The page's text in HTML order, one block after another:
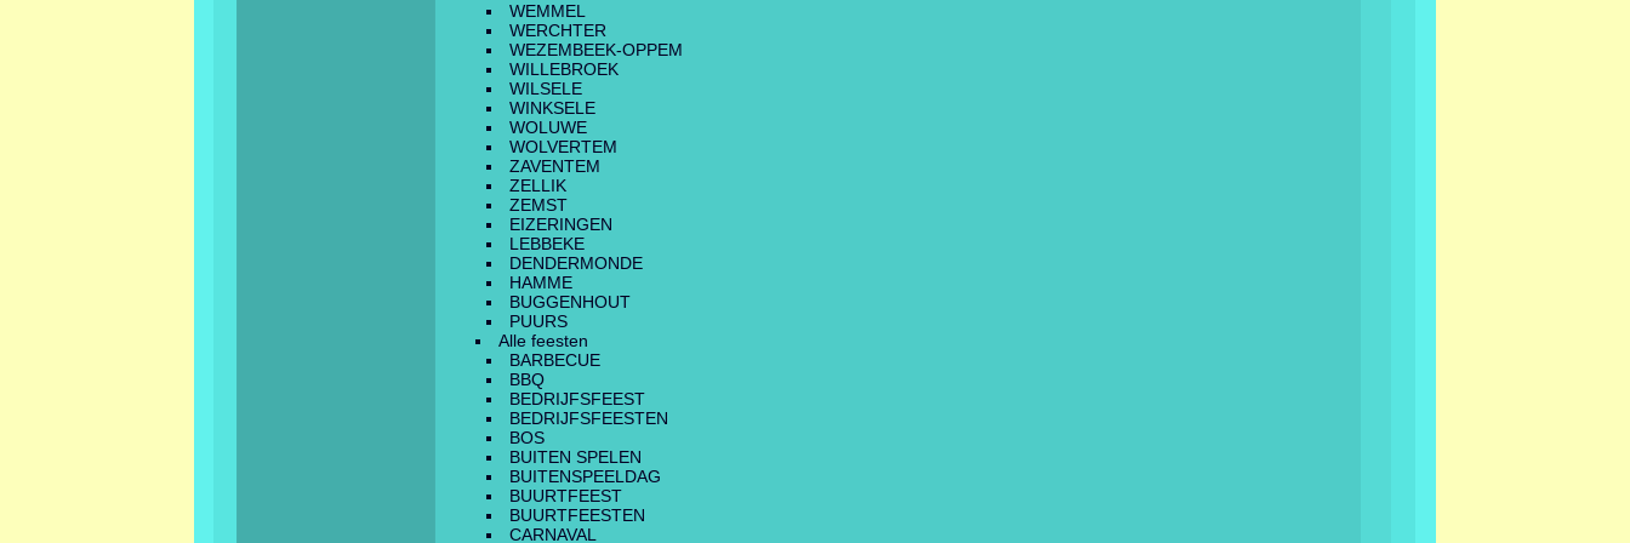
WEMMEL
WERCHTER
WEZEMBEEK-OPPEM
WILLEBROEK
WILSELE
WINKSELE
WOLUWE
WOLVERTEM
ZAVENTEM
ZELLIK
ZEMST
EIZERINGEN
LEBBEKE
DENDERMONDE
HAMME
BUGGENHOUT
PUURS
Alle feesten
BARBECUE
BBQ
BEDRIJFSFEEST
BEDRIJFSFEESTEN
BOS
BUITEN SPELEN
BUITENSPEELDAG
BUURTFEEST
BUURTFEESTEN
CARNAVAL